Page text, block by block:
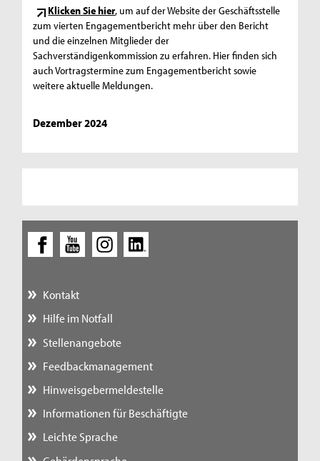
Klicken Sie hier, um auf der Website der Geschäftsstelle
zum vierten Engagementbericht mehr über den Bericht
und die einzelnen Mitglieder der
Sachverständigenkommission zu erfahren. Hier finden sich
auch Vortragstermine zum Engagementbericht sowie
weitere aktuelle Meldungen.
Dezember 2024
Kontakt
Hilfe im Notfall
Stellenangebote
Feedbackmanagement
Hinweisgebermeldestelle
Informationen für Beschäftigte
Leichte Sprache